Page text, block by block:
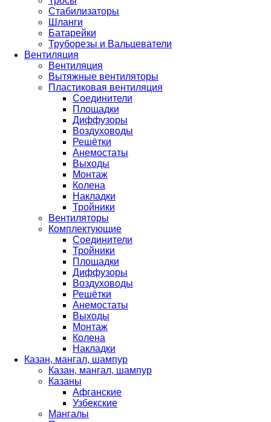
Стабилизаторы
Шланги
Батарейки
Труборезы и Вальцеватели
Вентиляция
Вентиляция
Вытяжные вентиляторы
Пластиковая вентиляция
Соединители
Площадки
Диффузоры
Воздуховоды
Решётки
Анемостаты
Выходы
Монтаж
Колена
Накладки
Тройники
Вентиляторы
Комплектующие
Соединители
Тройники
Площадки
Диффузоры
Воздуховоды
Решётки
Анемостаты
Выходы
Монтаж
Колена
Накладки
Казан, мангал, шампур
Казан, мангал, шампур
Казаны
Афганские
Узбекские
Мангалы